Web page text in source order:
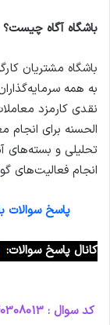
باشگاه آگاه چیست؟
باشگاه مشتریان
به همه
نقدی کارمزد
الحسنه برای
تحلیلی و بسته‌های
انجام فعالیت‌های
پاسخ سوالات
کانال پاسخ سوالات:
کد سوال : 140308013